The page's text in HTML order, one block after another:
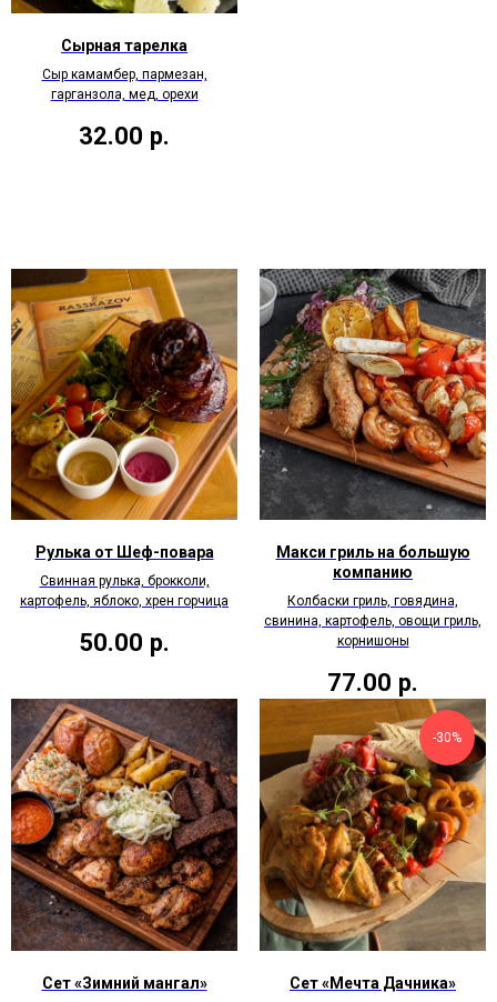
Сырная тарелка
Сыр камамбер, пармезан,
гарганзола, мед, орехи
32.00 р.
Рулька от Шеф-повара
Свинная рулька, брокколи,
картофель, яблоко, хрен горчица
50.00 р.
Макси гриль на большую
компанию
Колбаски гриль, говядина,
свинина, картофель, овощи гриль,
корнишоны
77.00 р.
Сет «Зимний мангал»
-30%
Сет «Мечта Дачника»